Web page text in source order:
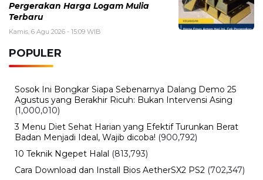
Pergerakan Harga Logam Mulia
Terbaru
Kamis, 6 Agu 2026 - 15:09 WIB
POPULER
Sosok Ini Bongkar Siapa Sebenarnya Dalang Demo 25
Agustus yang Berakhir Ricuh: Bukan Intervensi Asing
(1,000,010)
3 Menu Diet Sehat Harian yang Efektif Turunkan Berat
Badan Menjadi Ideal, Wajib dicoba! (900,792)
10 Teknik Ngepet Halal (813,793)
Cara Download dan Install Bios AetherSX2 PS2 (702,347)